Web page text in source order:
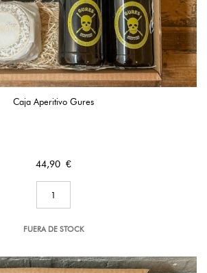
Caja Aperitivo Gures
Precio
44,90 €
FUERA DE STOCK